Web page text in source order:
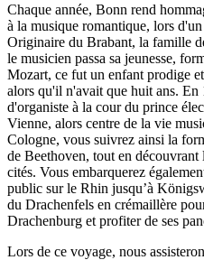
Chaque année, Bonn rend
à la musique romantique, lors
Originaire du Brabant, la famille
le musicien passa sa jeunesse,
Mozart, ce fut un enfant prodige
alors qu'il n'avait que huit ans.
d'organiste à la cour du prince
Vienne, alors centre de la vie
Cologne, vous suivrez ainsi la
de Beethoven, tout en
cités. Vous embarquerez
public sur le Rhin jusqu’à
du Drachenfels en crémaillère
Drachenburg et profiter de ses
Lors de ce voyage, nous